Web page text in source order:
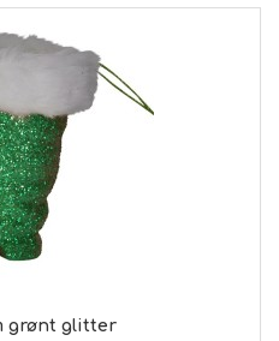
grønt glitter